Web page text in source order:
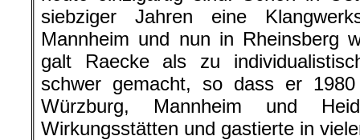
siebziger Jahren eine
Mannheim und nun in Rheinsberg
galt Raecke als zu
schwer gemacht, so dass er
Würzburg, Mannheim und
Wirkungsstätten und gastierte in